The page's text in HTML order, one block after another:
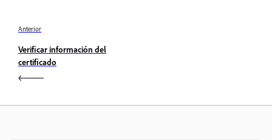
Anterior
Verificar información del
certificado